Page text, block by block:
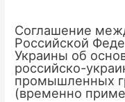
Соглашение
Российской
Украины об
российско-
промышленных
(временно